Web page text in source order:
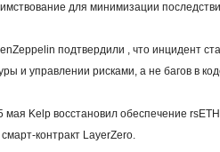
для минимизации
подтвердили , что инцидент
и управлении рисками, а не багов в
мая Kelp восстановил обеспечение
контракт LayerZero.